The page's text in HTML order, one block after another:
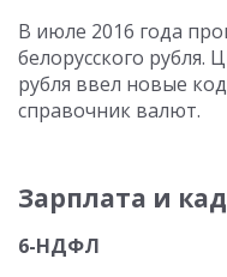
В июле 2016 года
белорусского
рубля ввел новые
справочник валют.
Зарплата и
6-НДФЛ